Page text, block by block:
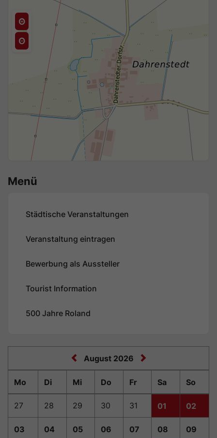
Menü
Städtische Veranstaltungen
Veranstaltung eintragen
Bewerbung als Aussteller
Tourist Information
500 Jahre Roland
August 2026
Mo Di Mi Do Fr Sa So
27 28 29 30 31 01 02
03 04 05 06 07 08 09